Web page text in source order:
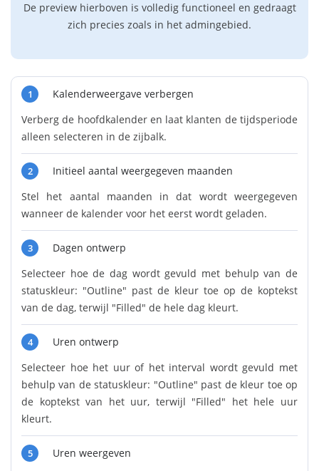
De preview hierboven is volledig functioneel en gedraagt
zich precies zoals in het admingebied.
1
Kalenderweergave verbergen
Verberg de hoofdkalender en laat klanten de tijdsperiode
alleen selecteren in de zijbalk.
2
Initieel aantal weergegeven maanden
Stel het aantal maanden in dat wordt weergegeven
wanneer de kalender voor het eerst wordt geladen.
3
Dagen ontwerp
Selecteer hoe de dag wordt gevuld met behulp van de
statuskleur: "Outline" past de kleur toe op de koptekst
van de dag, terwijl "Filled" de hele dag kleurt.
4
Uren ontwerp
Selecteer hoe het uur of het interval wordt gevuld met
behulp van de statuskleur: "Outline" past de kleur toe op
de koptekst van het uur, terwijl "Filled" het hele uur
kleurt.
5
Uren weergeven